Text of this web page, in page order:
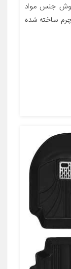
جنس مواد
ساخته شده